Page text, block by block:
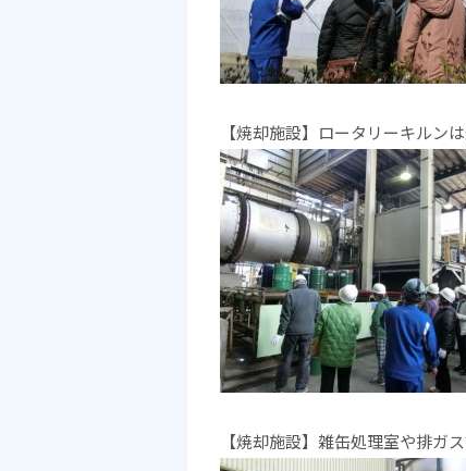
【焼却施設】ロータリーキルン
【焼却施設】雑缶処理室や排ガ